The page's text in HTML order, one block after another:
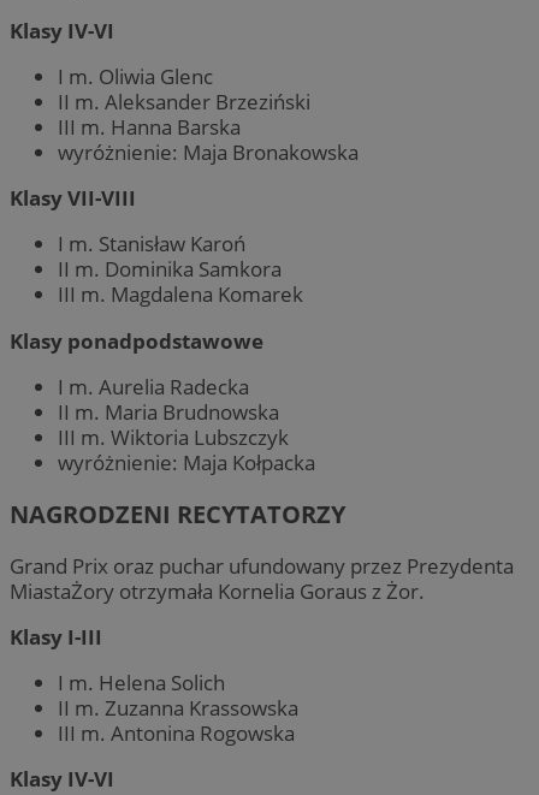
Klasy IV-VI
I m. Oliwia Glenc
II m. Aleksander Brzeziński
III m. Hanna Barska
wyróżnienie: Maja Bronakowska
Klasy VII-VIII
I m. Stanisław Karoń
II m. Dominika Samkora
III m. Magdalena Komarek
Klasy ponadpodstawowe
I m. Aurelia Radecka
II m. Maria Brudnowska
III m. Wiktoria Lubszczyk
wyróżnienie: Maja Kołpacka
NAGRODZENI RECYTATORZY
Grand Prix oraz puchar ufundowany przez Prezydenta
MiastaŻory otrzymała Kornelia Goraus z Żor.
Klasy I-III
I m. Helena Solich
II m. Zuzanna Krassowska
III m. Antonina Rogowska
Klasy IV-VI